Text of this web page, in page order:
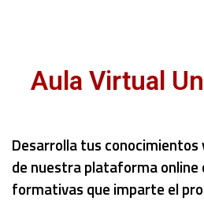
Aula Virtual
Desarrolla tus conocimientos
de nuestra plataforma online
formativas que imparte el